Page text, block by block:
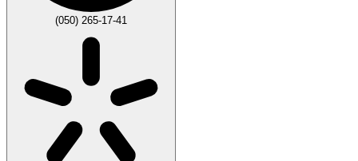
(050) 265-17-41